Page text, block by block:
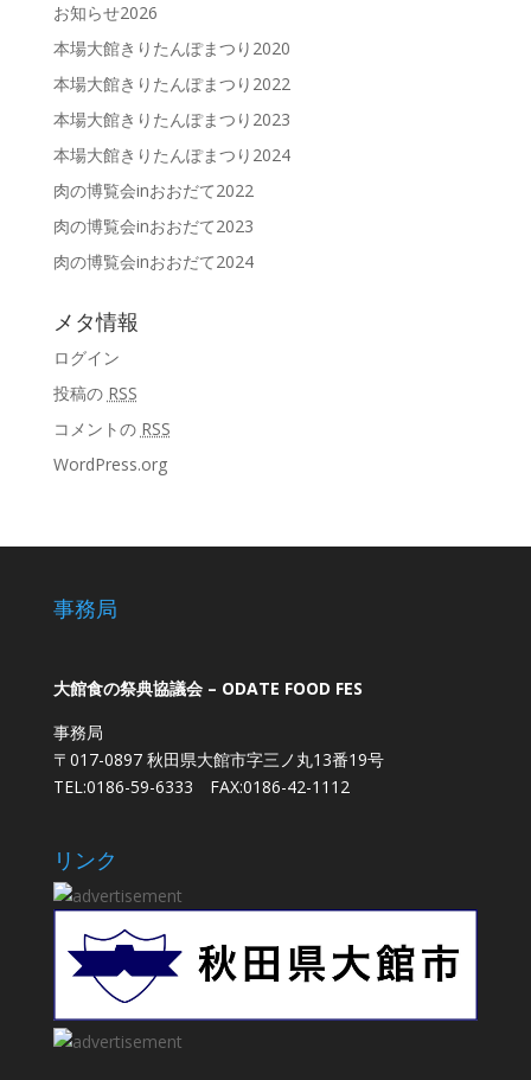
お知らせ2026
本場大館きりたんぽまつり2020
本場大館きりたんぽまつり2022
本場大館きりたんぽまつり2023
本場大館きりたんぽまつり2024
肉の博覧会inおおだて2022
肉の博覧会inおおだて2023
肉の博覧会inおおだて2024
メタ情報
ログイン
投稿の RSS
コメントの RSS
WordPress.org
事務局
大館食の祭典協議会 – ODATE FOOD FES
事務局
〒017-0897 秋田県大館市字三ノ丸13番19号
TEL:0186-59-6333 FAX:0186-42-1112
リンク